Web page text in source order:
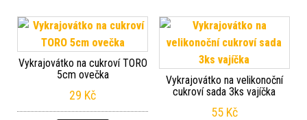
Vykrajovátko na cukroví TORO
5cm ovečka
29 Kč
Vykrajovátko na velikonoční
cukroví sada 3ks vajíčka
55 Kč